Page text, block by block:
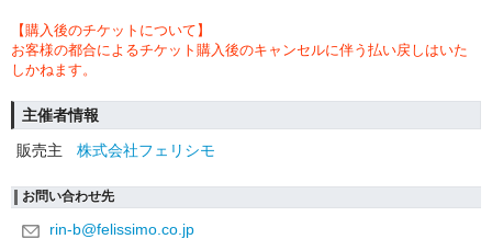
【購入後のチケットについて】
お客様の都合によるチケット購入後のキャンセルに伴う払い戻しはいた
しかねます。
主催者情報
販売主
株式会社フェリシモ
お問い合わせ先
rin-b@felissimo.co.jp